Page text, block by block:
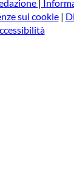
|
sui cookie|